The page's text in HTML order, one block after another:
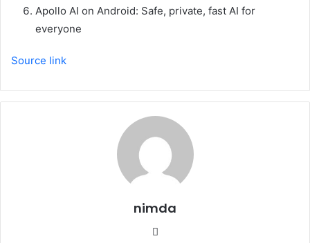
Apollo AI on Android: Safe, private, fast AI for
everyone
Source link
nimda